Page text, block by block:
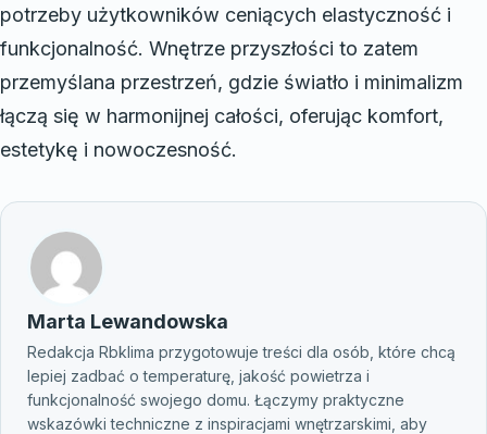
potrzeby użytkowników ceniących elastyczność i
funkcjonalność. Wnętrze przyszłości to zatem
przemyślana przestrzeń, gdzie światło i minimalizm
łączą się w harmonijnej całości, oferując komfort,
estetykę i nowoczesność.
Marta Lewandowska
Redakcja Rbklima przygotowuje treści dla osób, które chcą
lepiej zadbać o temperaturę, jakość powietrza i
funkcjonalność swojego domu. Łączymy praktyczne
wskazówki techniczne z inspiracjami wnętrzarskimi, aby